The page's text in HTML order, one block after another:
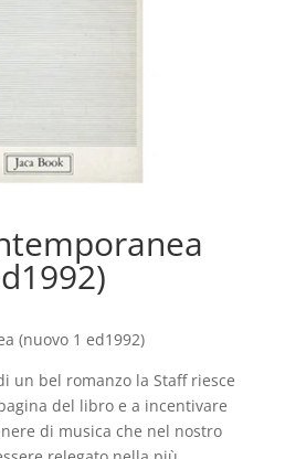
(nuovo 1 ed1992)
un bel romanzo la Staff riesce
del libro e a incentivare
di musica che nel nostro